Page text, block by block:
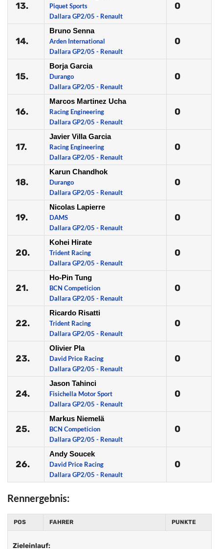
13.
Piquet Sports
Dallara GP2/05 - Renault
0
14.
Bruno Senna
Arden International
Dallara GP2/05 - Renault
0
15.
Borja Garcia
Durango
Dallara GP2/05 - Renault
0
16.
Marcos Martinez Ucha
Racing Engineering
Dallara GP2/05 - Renault
0
17.
Javier Villa Garcia
Racing Engineering
Dallara GP2/05 - Renault
0
18.
Karun Chandhok
Durango
Dallara GP2/05 - Renault
0
19.
Nicolas Lapierre
DAMS
Dallara GP2/05 - Renault
0
20.
Kohei Hirate
Trident Racing
Dallara GP2/05 - Renault
0
21.
Ho-Pin Tung
BCN Competicion
Dallara GP2/05 - Renault
0
22.
Ricardo Risatti
Trident Racing
Dallara GP2/05 - Renault
0
23.
Olivier Pla
David Price Racing
Dallara GP2/05 - Renault
0
24.
Jason Tahinci
Fisichella Motor Sport
Dallara GP2/05 - Renault
0
25.
Markus Niemelä
BCN Competicion
Dallara GP2/05 - Renault
0
26.
Andy Soucek
David Price Racing
Dallara GP2/05 - Renault
0
Rennergebnis:
POS FAHRER PUNKTE
Zieleinlauf: